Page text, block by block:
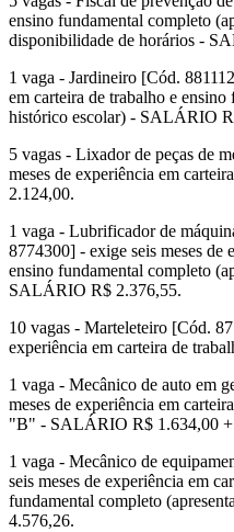
ensino fundamental completo
disponibilidade de horários -
1 vaga - Jardineiro [Cód.
em carteira de trabalho e
histórico escolar) - SALÁRIO
5 vagas - Lixador de peças de
meses de experiência em
2.124,00.
1 vaga - Lubrificador de
8774300] - exige seis meses de
ensino fundamental completo
SALÁRIO R$ 2.376,55.
10 vagas - Marteleteiro [Cód.
experiência em carteira de
1 vaga - Mecânico de auto em
meses de experiência em
"B" - SALÁRIO R$ 1.634,00 +
1 vaga - Mecânico de
seis meses de experiência em
fundamental completo
4.576,26.